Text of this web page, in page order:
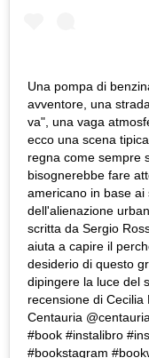
Una pompa di
avventore, una
va", una vaga
ecco una scena
regna come sempre
bisognerebbe fare
americano in base ai
dell'alienazione
scritta da Sergio
aiuta a capire il
desiderio di questo
dipingere la luce del
recensione di
Centauria
#book #instalibro
#bookstagram